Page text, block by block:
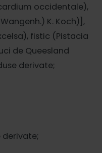
occidentale),
K. Koch)],
fistic (Pistacia
de Queesland
derivate;
derivate;